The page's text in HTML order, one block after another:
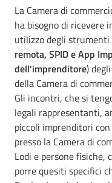
La Camera di
ha bisogno di ricevere
utilizzo degli
remota, SPID e App
dell'imprenditore)
della Camera di
Gli incontri, che si
legali rappresentanti,
piccoli imprenditori
presso la Camera di
Lodi e persone fisiche,
porre quesiti specifici